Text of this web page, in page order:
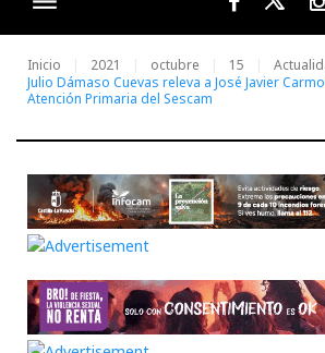
Facebook
Inicio 2021 octubre 15
Julio Dámaso Cuevas releva a José Javier
Atención Primaria del Sescam